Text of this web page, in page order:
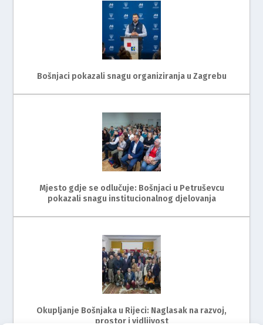
Bošnjaci pokazali snagu organiziranja u Zagrebu
Mjesto gdje se odlučuje: Bošnjaci u Petruševcu
pokazali snagu institucionalnog djelovanja
Okupljanje Bošnjaka u Rijeci: Naglasak na razvoj,
prostor i vidljivost